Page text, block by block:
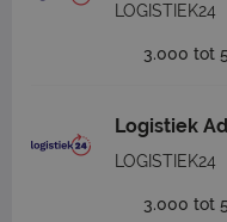
LOGISTIEK24
3.000 tot
Logistiek
LOGISTIEK24
3.000 tot